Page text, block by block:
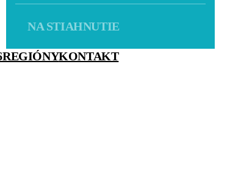
NA STIAHNUTIE
REGIÓNYKONTAKT